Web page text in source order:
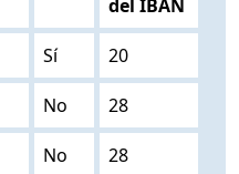
del IBAN
Sí 20
No 28
No 28